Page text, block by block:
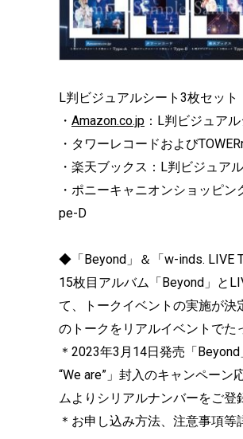
L判ビジュアルシート3枚セット
・ Amazon.co.jp ：L判ビジュア
・タワーレコードおよび
・楽天ブックス：L判ビジュア
・ポニーキャニオンショッピ
pe-D
◆「Beyond」＆「w-inds. LIVE
15枚目アルバム「Beyond」と
て、
トークイベントの実施が決
のトークをリアルイベントでた
＊2023年3月14日発売「Beyond
“We are”」封入のキャンペーン
ムよりシリアルナンバーをご登
＊お申し込み方法、注意事項等